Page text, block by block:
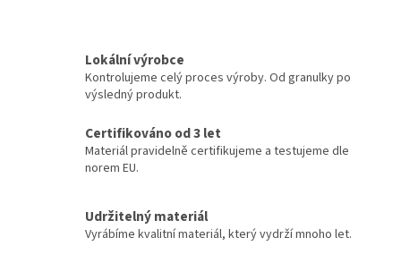
Lokální výrobce
Kontrolujeme celý proces výroby. Od granulky po
výsledný produkt.
Certifikováno od 3 let
Materiál pravidelně certifikujeme a testujeme dle
norem EU.
Udržitelný materiál
Vyrábíme kvalitní materiál, který vydrží mnoho let.